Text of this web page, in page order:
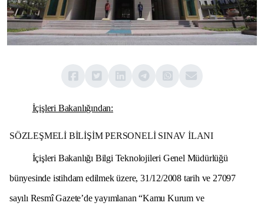
İçişleri Bakanlığından:
SÖZLEŞMELİ BİLİŞİM PERSONELİ SINAV İLANI
İçişleri Bakanlığı Bilgi Teknolojileri Genel Müdürlüğü
bünyesinde istihdam edilmek üzere, 31/12/2008 tarih ve 27097
sayılı Resmî Gazete’de yayımlanan “Kamu Kurum ve